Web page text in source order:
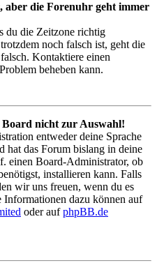
aber die Forenuhr geht immer
du die Zeitzone richtig
noch falsch ist, geht die
Kontaktiere einen
beheben kann.
Board nicht zur Auswahl!
entweder deine Sprache
hat das Forum bislang in deine
einen Board-Administrator, ob
installieren kann. Falls
wir uns freuen, wenn du es
Informationen dazu können auf
oder aufphpBB.de